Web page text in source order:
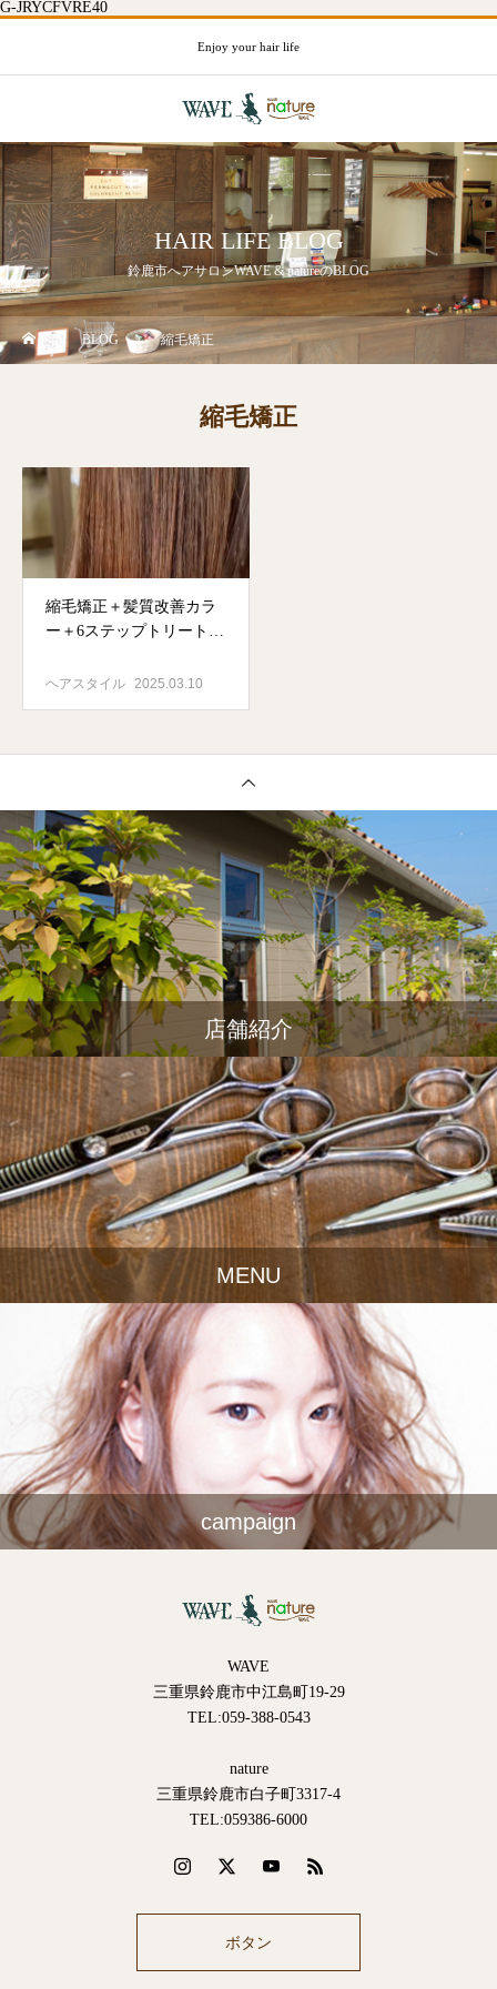
G-JRYCFVRE40
Enjoy your hair life
HAIR LIFE BLOG
鈴鹿市へアサロンWAVE & natureのBLOG
BLOG 縮毛矯正
縮毛矯正
縮毛矯正＋髪質改善カラ
ー＋6ステップトリートメ
ヘアスタイル 2025.03.10
店舗紹介
MENU
campaign
WAVE
三重県鈴鹿市中江島町19-29
TEL:059-388-0543
nature
三重県鈴鹿市白子町3317-4
TEL:059386-6000
ボタン